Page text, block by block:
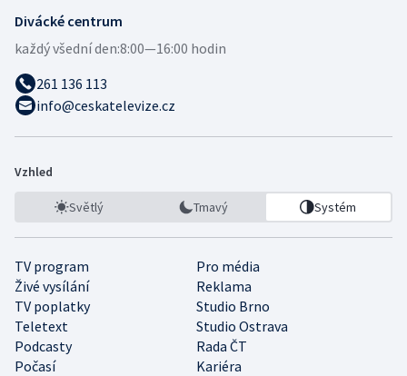
Divácké centrum
každý všední den:8:00—16:00 hodin
261 136 113
info@ceskatelevize.cz
Vzhled
Světlý Tmavý Systém
TV program
Pro média
Živé vysílání
Reklama
TV poplatky
Studio Brno
Teletext
Studio Ostrava
Podcasty
Rada ČT
Počasí
Kariéra